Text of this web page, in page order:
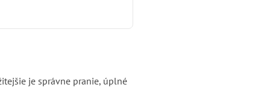
je správne pranie, úplné